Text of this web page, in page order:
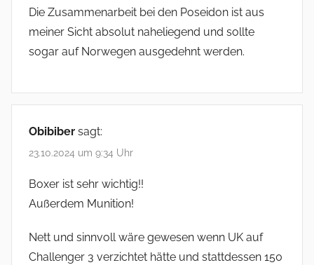
Die Zusammenarbeit bei den Poseidon ist aus
meiner Sicht absolut naheliegend und sollte
sogar auf Norwegen ausgedehnt werden.
Obibiber sagt:
23.10.2024 um 9:34 Uhr
Boxer ist sehr wichtig!!
Außerdem Munition!
Nett und sinnvoll wäre gewesen wenn UK auf
Challenger 3 verzichtet hätte und stattdessen 150